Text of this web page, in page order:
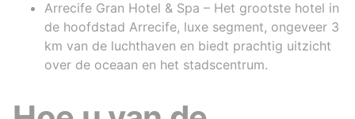
Arrecife Gran Hotel & Spa – Het grootste hotel in
de hoofdstad Arrecife, luxe segment, ongeveer 3
km van de luchthaven en biedt prachtig uitzicht
over de oceaan en het stadscentrum.